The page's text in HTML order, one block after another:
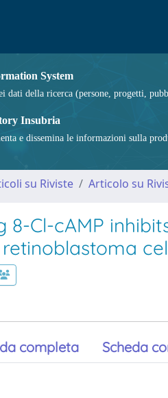
System
dati della ricerca (persone, progetti,
Insubria
e dissemina le informazioni sulla
su Riviste Articolo su
8-Cl-cAMP
completa Scheda